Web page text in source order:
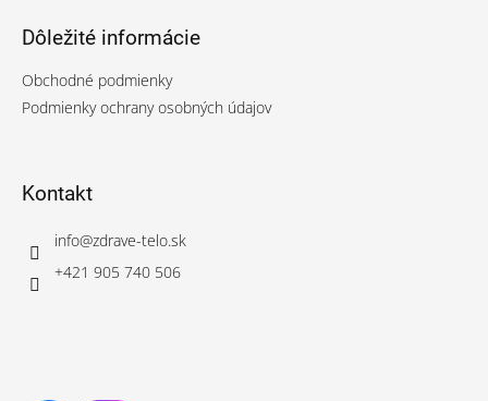
Dôležité informácie
Obchodné podmienky
Podmienky ochrany osobných údajov
Kontakt
info@zdrave-telo.sk
+421 905 740 506